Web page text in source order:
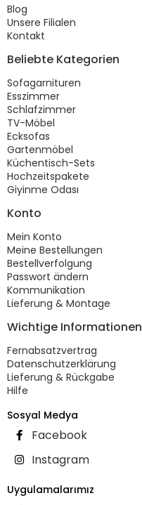
Blog
Unsere Filialen
Kontakt
Beliebte Kategorien
Sofagarnituren
Esszimmer
Schlafzimmer
TV-Möbel
Ecksofas
Gartenmöbel
Küchentisch-Sets
Hochzeitspakete
Giyinme Odası
Konto
Mein Konto
Meine Bestellungen
Bestellverfolgung
Passwort ändern
Kommunikation
Lieferung & Montage
Wichtige Informationen
Fernabsatzvertrag
Datenschutzerklärung
Lieferung & Rückgabe
Hilfe
Sosyal Medya
Facebook
Instagram
Uygulamalarımız